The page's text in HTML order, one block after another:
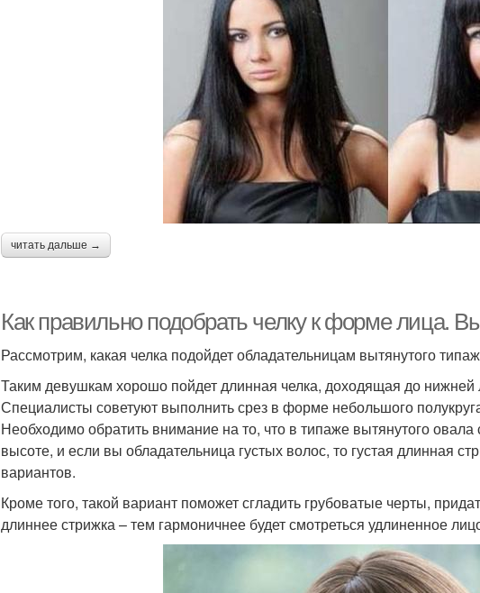
читать дальше →
Как правильно подобрать челку к форме лица.
Рассмотрим, какая челка подойдет обладательницам вытянутого
Таким девушкам хорошо пойдет длинная челка, доходящая до
Специалисты советуют выполнить срез в форме небольшого
Необходимо обратить внимание на то, что в типаже вытянутого овала
высоте, и если вы обладательница густых волос, то густая длинная
вариантов.
Кроме того, такой вариант поможет сгладить грубоватые черты,
длиннее стрижка – тем гармоничнее будет смотреться удлиненное